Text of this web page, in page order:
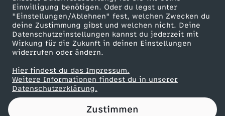
Einwilligung benötigen. Oder du legst unter
"Einstellungen/Ablehnen" fest, welchen Zwecken du
deine Zustimmung gibst und welchen nicht. Deine
Datenschutzeinstellungen kannst du jederzeit mit
Wirkung für die Zukunft in deinen Einstellungen
widerrufen oder ändern.
Hier findest du das Impressum.
Weitere Informationen findest du in unserer
Datenschutzerklärung.
Zustimmen
–
W
e
n
Partner